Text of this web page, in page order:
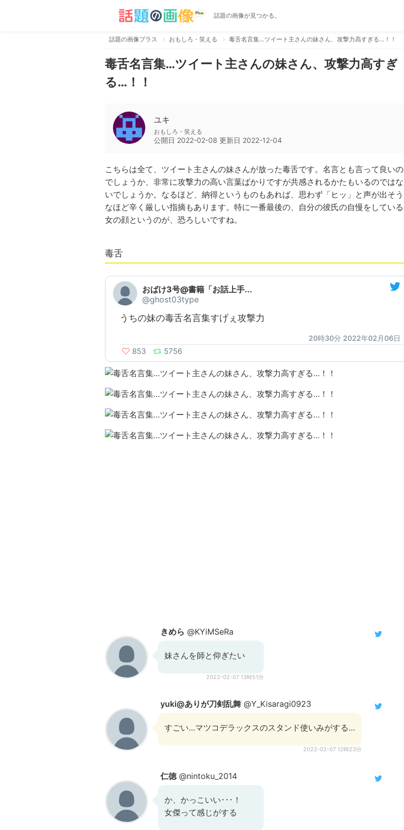
話題の画像が見つかる。
話題の画像プラス おもしろ・笑える 毒舌名言集…ツイート主さんの妹さん、攻撃力高すぎる…！！
毒舌名言集…ツイート主さんの妹さん、攻撃力高すぎ
る…！！
ユキ
おもしろ・笑える
公開日 2022-02-08 更新日 2022-12-04
こちらは全て、ツイート主さんの妹さんが放った毒舌です。名言とも言って良いの
でしょうか、非常に攻撃力の高い言葉ばかりですが共感されるかたもいるのではな
いでしょうか。なるほど、納得というものもあれば、思わず「ヒッ」と声が出そう
なほど辛く厳しい指摘もあります。特に一番最後の、自分の彼氏の自慢をしている
女の顔というのが、恐ろしいですね。
毒舌
おばけ3号@書籍「お話上手...
@ghost03type
うちの妹の毒舌名言集すげぇ攻撃力
20時30分 2022年02月06日
853 5756
きめら @KYiMSeRa
妹さんを師と仰ぎたい
2022-02-07 13時51分
yuki@ありが刀剣乱舞 @Y_Kisaragi0923
すごい…マツコデラックスのスタンド使いみがする…
2022-02-07 12時23分
仁徳@nintoku_2014
か、かっこいい･･･！
女傑って感じがする